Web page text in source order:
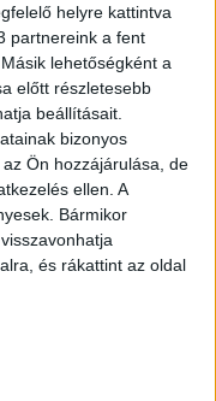
helyre kattintva
partnereink a fent
lehetőségként a
előtt részletesebb
beállításait.
bizonyos
Ön hozzájárulása, de
ellen. A
Bármikor
és rákattint az oldal
hogy a
még viszonylag
folyamatosan
ott már
csak
szolgáltatók
előfizethetők. A
is lehetnek. Az
tévé-előfizetésért a